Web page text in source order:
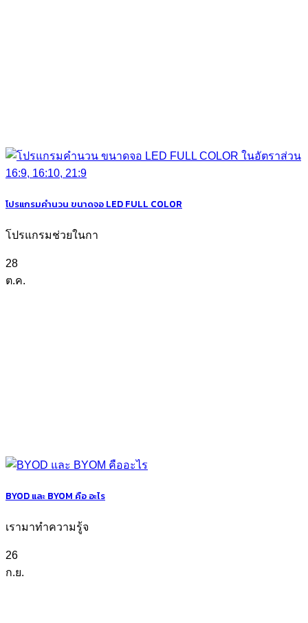
โปรแกรมคำนวน ขนาดจอ LED FULL COLOR
โปรแกรมช่วยในกา
28
ต.ค.
BYOD และ BYOM คือ อะไร
เรามาทำความรู้จ
26
ก.ย.